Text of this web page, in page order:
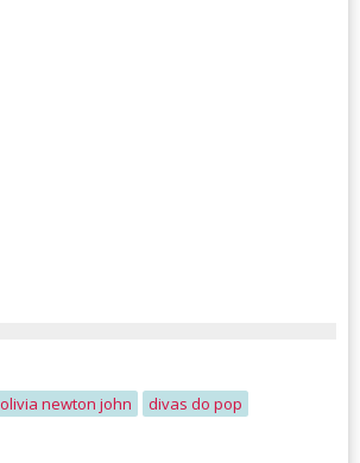
olivia newton john divas do pop